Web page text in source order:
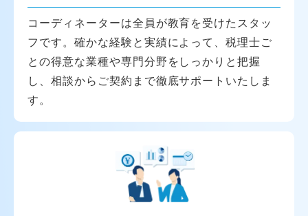
コーディネーターは全員が教育を受けたスタッ
フです。確かな経験と実績によって、税理士ご
との得意な業種や専門分野をしっかりと把握
し、相談からご契約まで徹底サポートいたしま
す。